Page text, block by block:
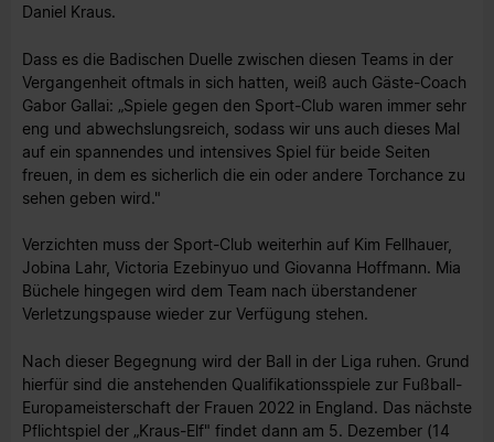
Daniel Kraus.
Dass es die Badischen Duelle zwischen diesen Teams in der
Vergangenheit oftmals in sich hatten, weiß auch Gäste-Coach
Gabor Gallai: „Spiele gegen den Sport-Club waren immer sehr
eng und abwechslungsreich, sodass wir uns auch dieses Mal
auf ein spannendes und intensives Spiel für beide Seiten
freuen, in dem es sicherlich die ein oder andere Torchance zu
sehen geben wird."
Verzichten muss der Sport-Club weiterhin auf Kim Fellhauer,
Jobina Lahr, Victoria Ezebinyuo und Giovanna Hoffmann. Mia
Büchele hingegen wird dem Team nach überstandener
Verletzungspause wieder zur Verfügung stehen.
Nach dieser Begegnung wird der Ball in der Liga ruhen. Grund
hierfür sind die anstehenden Qualifikationsspiele zur Fußball-
Europameisterschaft der Frauen 2022 in England. Das nächste
Pflichtspiel der „Kraus-Elf" findet dann am 5. Dezember (14